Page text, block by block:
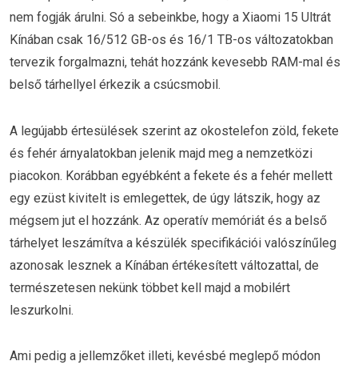
nem fogják árulni. Só a sebeinkbe, hogy a Xiaomi 15 Ultrát
Kínában csak 16/512 GB-os és 16/1 TB-os változatokban
tervezik forgalmazni, tehát hozzánk kevesebb RAM-mal és
belső tárhellyel érkezik a csúcsmobil.
A legújabb értesülések szerint az okostelefon zöld, fekete
és fehér árnyalatokban jelenik majd meg a nemzetközi
piacokon. Korábban egyébként a fekete és a fehér mellett
egy ezüst kivitelt is emlegettek, de úgy látszik, hogy az
mégsem jut el hozzánk. Az operatív memóriát és a belső
tárhelyet leszámítva a készülék specifikációi valószínűleg
azonosak lesznek a Kínában értékesített változattal, de
természetesen nekünk többet kell majd a mobilért
leszurkolni.
Ami pedig a jellemzőket illeti, kevésbé meglepő módon